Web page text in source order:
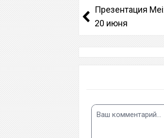
Презентация
20 июня